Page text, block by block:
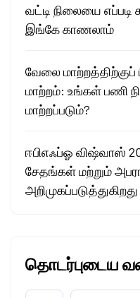
வட்டி நிலையை
இங்கே காணலாம்
வேலை மாற்றத்திற்குப்
மாற்றம்: உங்கள் பணி
மாற்றப்படும்?
ஈபிஎஃப்ஓ விஷ்வாஸ்
சேதங்கள் மற்றும்
அறிமுகப்படுத்துகிறது
தொடர்புடைய